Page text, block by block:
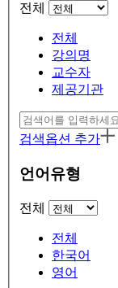
전체
전체
강의명
교수자
제공기관
검색옵션 추가
언어유형
전체
전체
한국어
영어